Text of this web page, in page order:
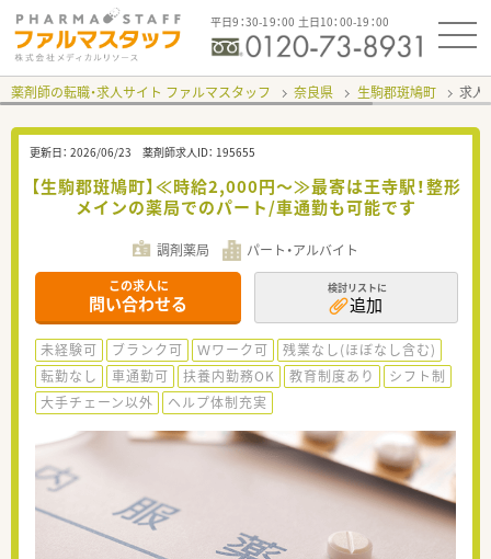
平日9：30-19：00 土日10：00-19：00
薬剤師の転職・求人サイト ファルマスタッフ 奈良県 生駒郡斑鳩町 求人
更新日： 2026/06/23 薬剤師求人ID： 195655
【生駒郡斑鳩町】≪時給2,000円～≫最寄は王寺駅！整形
メインの薬局でのパート/車通勤も可能です
調剤薬局 パート・アルバイト
この求人に
問い合わせる
検討リストに
追加
未経験可 ブランク可 Ｗワーク可
残業なし(ほぼなし含む)
転勤なし
車通勤可 扶養内勤務OK 教育制度あり
シフト制
大手チェーン以外
ヘルプ体制充実